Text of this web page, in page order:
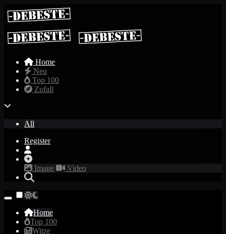
Home
Neu
Top 100
Zufall
All
Register
Image Video
Home
Top 100
Witze